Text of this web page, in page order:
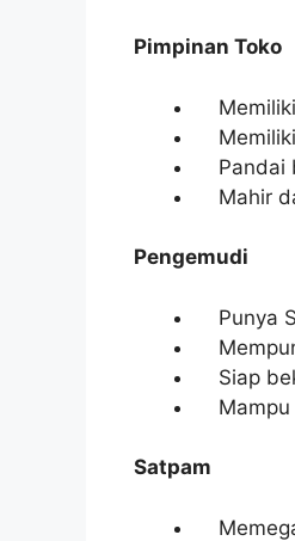
Pimpinan Toko
Memiliki
Memiliki
Pandai
Mahir
Pengemudi
Punya
Siap
Mampu
Satpam